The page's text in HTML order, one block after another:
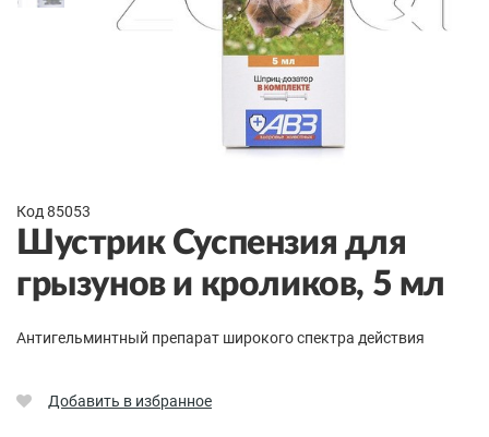
Код 85053
Шустрик Суспензия для
грызунов и кроликов, 5 мл
Антигельминтный препарат широкого спектра действия
Добавить в избранное